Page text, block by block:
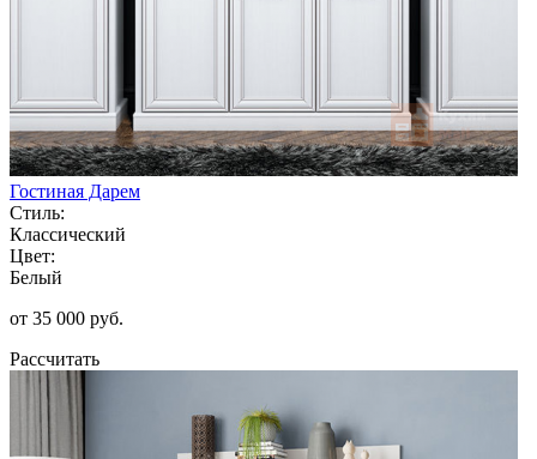
Гостиная Дарем
Стиль:
Классический
Цвет:
Белый
от 35 000 руб.
Рассчитать